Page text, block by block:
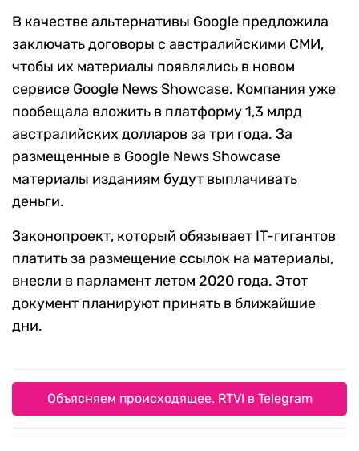
В качестве альтернативы Google предложила
заключать договоры с австралийскими СМИ,
чтобы их материалы появлялись в новом
сервисе Google News Showcase. Компания уже
пообещала вложить в платформу 1,3 млрд
австралийских долларов за три года. За
размещенные в Google News Showcase
материалы изданиям будут выплачивать
деньги.
Законопроект, который обязывает IT-гигантов
платить за размещение ссылок на материалы,
внесли в парламент летом 2020 года. Этот
документ планируют принять в ближайшие
дни.
Объясняем происходящее. RTVI в Telegram